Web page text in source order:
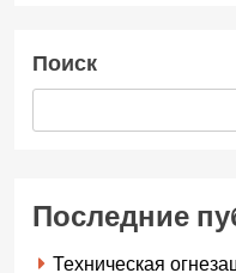
Поиск
Последние
Техническая